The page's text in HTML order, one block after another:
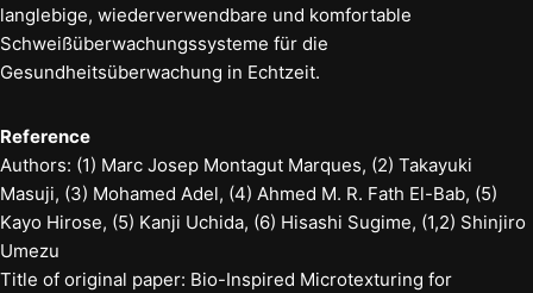
langlebige, wiederverwendbare und komfortable
Schweißüberwachungssysteme für die
Gesundheitsüberwachung in Echtzeit.
Reference
Authors: (1) Marc Josep Montagut Marques, (2) Takayuki
Masuji, (3) Mohamed Adel, (4) Ahmed M. R. Fath El-Bab, (5)
Kayo Hirose, (5) Kanji Uchida, (6) Hisashi Sugime, (1,2) Shinjiro
Umezu
Title of original paper: Bio-Inspired Microtexturing for